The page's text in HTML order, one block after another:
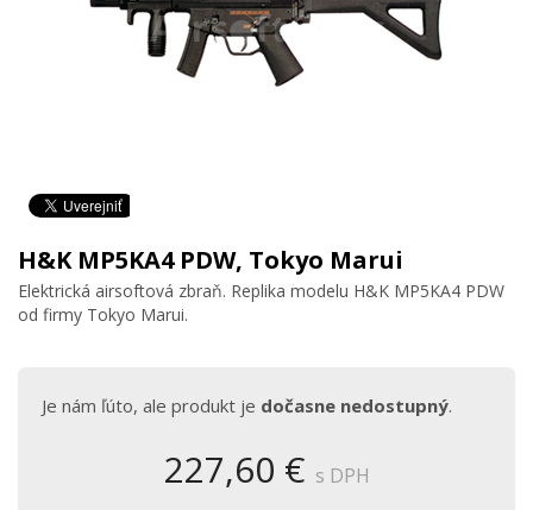
H&K MP5KA4 PDW, Tokyo Marui
Elektrická airsoftová zbraň. Replika modelu H&K MP5KA4 PDW
od firmy Tokyo Marui.
Je nám ľúto, ale produkt je dočasne nedostupný.
227,60 € s DPH